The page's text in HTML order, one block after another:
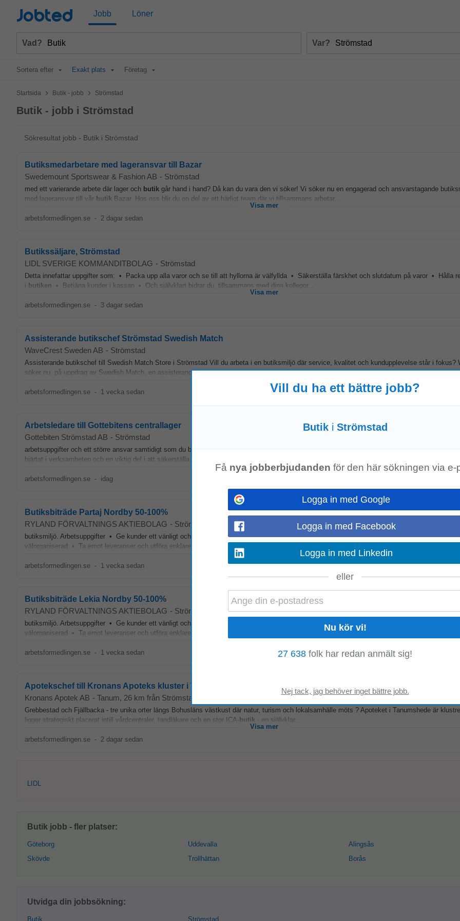
Jobted Jobb Löner
Vad? Var?
Sortera efter Exakt plats Företag
Startsida > Butik - jobb > Strömstad
Butik - jobb i Strömstad
Sökresultat jobb - Butik i Strömstad
Butiksmedarbetare med lageransvar till Bazar
Swedemount Sportswear & Fashion AB - Strömstad
med ett varierande arbete där lager och butik går hand i hand? Då kan du vara den vi söker! Vi söker nu en engagerad och ansvarstagande
med lageransvar till vår butik Bazar. Hos oss blir du en del av ett härligt team där vi tillsammans arbetar...
Visa mer
arbetsformedlingen.se - 2 dagar sedan
Butikssäljare, Strömstad
LIDL SVERIGE KOMMANDITBOLAG - Strömstad
Detta innefattar uppgifter som: • Packa upp alla varor och se till att hyllorna är välfyllda • Säkerställa färskhet och slutdatum på varor • Hålla
i butiken • Betjäna kunder i kassan • Och självklart bidrar du, tillsammans med dina kollegor...
Visa mer
arbetsformedlingen.se - 3 dagar sedan
Assisterande butikschef Strömstad Swedish Match
WaveCrest Sweden AB - Strömstad
Assisterande butikschef till Swedish Match Store i Strömstad Vill du arbeta i en butiksmiljö där service, kvalitet och kundupplevelse står i fokus?
söker nu, på uppdrag av Swedish Match, en assisterande butikschef tillbutiken...
arbetsformedlingen.se - 1 vecka sedan
Arbetsledare till Gottebitens centrallager
Gottebiten Strömstad AB - Strömstad
arbetsuppgifter och ett större ansvar samtidigt som du blir en del av en arbetsplats där samarbete, engagemang och arbetsglädje står i fokus.
hjärtat i verksamheten och en viktig del i att säkerställa att varor når våra
Visa mer
arbetsformedlingen.se - idag
Butiksbiträde Partaj Nordby 50-100%
RYLAND FÖRVALTNINGS AKTIEBOLAG - Strömstad
butiksmiljö. Arbetsuppgifter • Ge kunder ett vänligt och professionellt bemötande • Hantera kassa och betalningar • Fylla på varor och se till
välorganiserad • Ta emot leveranser och utföra enklare lagerarbete • Bidra till att
arbetsformedlingen.se - 1 vecka sedan
Butiksbiträde Lekia Nordby 50-100%
RYLAND FÖRVALTNINGS AKTIEBOLAG - Strömstad
butiksmiljö. Arbetsuppgifter • Ge kunder ett vänligt och professionellt bemötande • Hantera kassa och betalningar • Fylla på varor och se till att
välorganiserad • Ta emot leveranser och utföra enklare lagerarbete • Bidra till att
Visa mer
arbetsformedlingen.se - 1 vecka sedan
Apotekschef till Kronans Apoteks kluster i Tanumshede ?
Kronans Apotek AB - Tanum, 26 km från Strömstad
Grebbestad och Fjällbacka - tre unika orter längs Bohusläns västkust där natur, turism och lokalsamhälle möts ? Apoteket i Tanumshede är
ligger strategiskt placerat intill vårdcentraler, tandläkare och en stor ICA-butik - en självklar...
Visa mer
arbetsformedlingen.se - 2 dagar sedan
LIDL
Butik jobb - fler platser:
Göteborg
Skövde
Uddevalla
Trollhättan
Alingsås
Borås
Utvidga din jobbsökning:
Butik Strömstad
Vill du ha ett bättre jobb?
Butiki Strömstad
Få nya jobberbjudanden för den här sökningen via e-
Logga in med Google
Logga in med Facebook
Logga in med Linkedin
eller
27 638 folk har redan anmält sig!